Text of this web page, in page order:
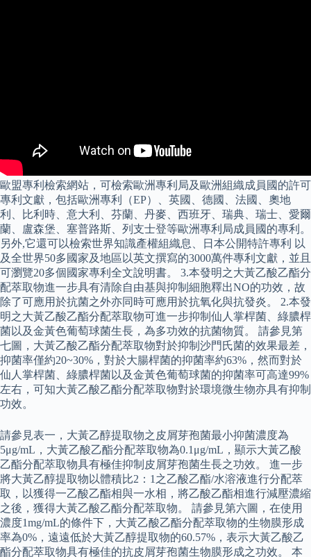
歐盟專利檢索網站，可檢索歐洲專利局及歐洲組織成員國的許可
專利文獻，包括歐洲專利（EP）、英國、德國、法國、奧地
利、比利時、意大利、芬蘭、丹麥、西班牙、瑞典、瑞士、愛爾
蘭、盧森堡、塞普路斯、列支士登等歐洲專利局成員國的專利。
另外,它還可以檢索世界知識產權組織息、日本公開特許專利 以
及全世界50多國家及地區以英文撰寫的3000萬件專利文獻，並且
可瀏覽20多個國家專利全文說明書。 3.本發明之大黃乙酸乙酯分
配萃取物進一步具有清除自由基與抑制細胞釋出NO的功效，故
除了可應用於抗菌之外亦同時可應用於抗氧化與抗發炎。 2.本發
明之大黃乙酸乙酯分配萃取物可進一步抑制仙人掌桿菌、綠膿桿
菌以及金黃色葡萄球菌生長，為多功效的抗菌物質。 請參見第
七圖，大黃乙酸乙酯分配萃取物對於抑制沙門氏菌的效果最差，
抑菌率僅約20~30%，對於大腸桿菌的抑菌率約63%，然而對於
仙人掌桿菌、綠膿桿菌以及金黃色葡萄球菌的抑菌率可高達99%
左右，可知大黃乙酸乙酯分配萃取物對於環境微生物亦具有抑制
功效。
請參見表一，大黃乙醇提取物之皮屑芽孢菌最小抑菌濃度為
5μg/mL，大黃乙酸乙酯分配萃取物為0.1μg/mL，顯示大黃乙酸
乙酯分配萃取物具有極佳抑制皮屑芽孢菌生長之功效。 進一步
將大黃乙醇提取物以體積比2：1之乙酸乙酯/水溶液進行分配萃
取，以獲得一乙酸乙酯相與一水相，將乙酸乙酯相進行減壓濃縮
之後，獲得大黃乙酸乙酯分配萃取物。 請參見第六圖，在使用
濃度1mg/mL的條件下，大黃乙酸乙酯分配萃取物的生物膜形成
率為0%，遠遠低於大黃乙醇提取物的60.57%，表示大黃乙酸乙
酯分配萃取物具有極佳的抗皮屑芽孢菌生物膜形成之功效。 本